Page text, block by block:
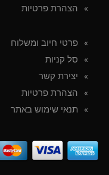
הצהרת פרטיות
פרטי חיוב ומשלוח
סל קניות
יצירת קשר
הצהרת פרטיות
תנאי שימוש באתר